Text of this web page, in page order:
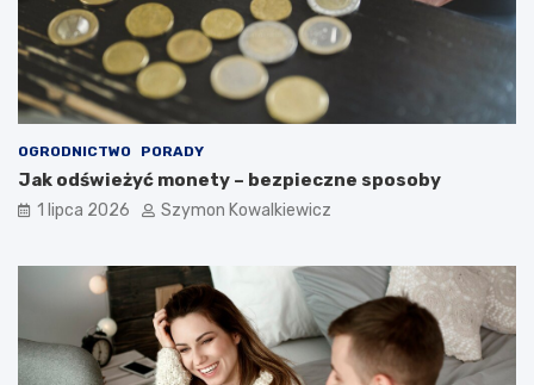
OGRODNICTWO PORADY
Jak odświeżyć monety – bezpieczne sposoby
1 lipca 2026 Szymon Kowalkiewicz